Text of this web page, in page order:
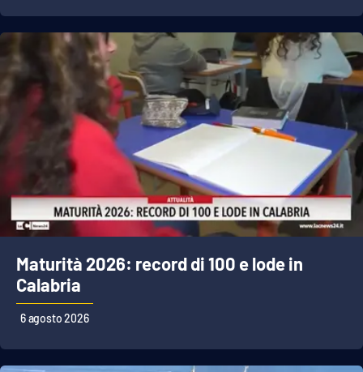
Maturità 2026: record di 100 e lode in
Calabria
6 agosto 2026